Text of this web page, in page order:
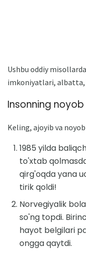
Ushbu oddiy
imkoniyatlari, albatta,
Insonning
Keling, ajoyib va
1985 yilda
to'xtab
qirg'oqda yana
tirik qoldi!
Norvegiyalik
so'ng topdi.
hayot belgilari
ongga qaytdi.